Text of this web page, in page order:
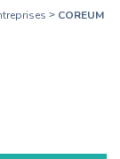
> COREUM